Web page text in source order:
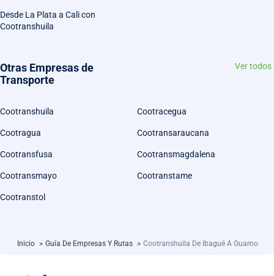
Desde La Plata a Cali con
Cootranshuila
Otras Empresas de
Transporte
Ver todos
Cootranshuila Cootracegua
Cootragua Cootransaraucana
Cootransfusa Cootransmagdalena
Cootransmayo Cootranstame
Cootranstol
Inicio > Guía De Empresas Y Rutas > Cootranshuila De Ibagué A Guamo